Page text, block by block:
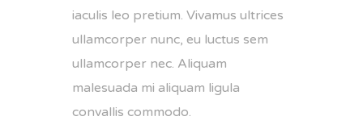
iaculis leo pretium. Vivamus ultrices
ullamcorper nunc, eu luctus sem
ullamcorper nec. Aliquam
malesuada mi aliquam ligula
convallis commodo.